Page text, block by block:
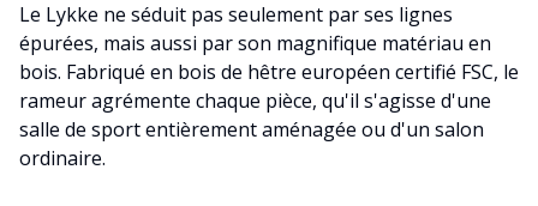
Le Lykke ne séduit pas seulement par ses lignes
épurées, mais aussi par son magnifique matériau en
bois. Fabriqué en bois de hêtre européen certifié FSC, le
rameur agrémente chaque pièce, qu'il s'agisse d'une
salle de sport entièrement aménagée ou d'un salon
ordinaire.